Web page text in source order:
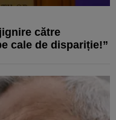
către
cale de dispariție!”